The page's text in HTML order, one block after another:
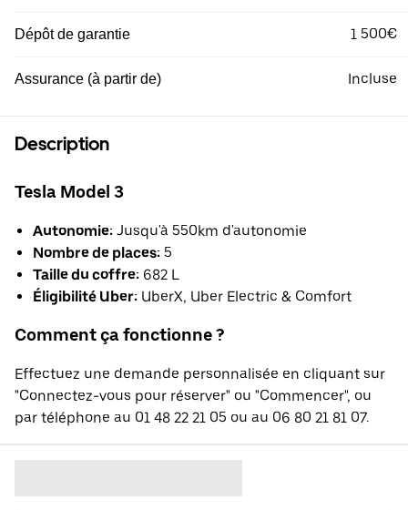
Dépôt de garantie 1 500€
Assurance (à partir de) Incluse
Description
Tesla Model 3
Autonomie: Jusqu'à 550km d'autonomie
Nombre de places: 5
Taille du coffre: 682 L
Éligibilité Uber: UberX, Uber Electric & Comfort
Comment ça fonctionne ?
Effectuez une demande personnalisée en cliquant sur
"Connectez-vous pour réserver" ou "Commencer", ou
par téléphone au 01 48 22 21 05 ou au 06 80 21 81 07.